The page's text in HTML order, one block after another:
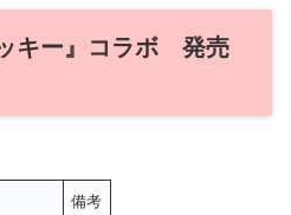
キー』コラボ 発売
備考